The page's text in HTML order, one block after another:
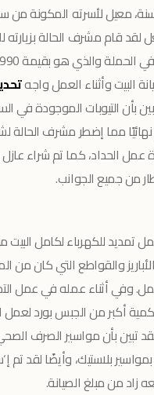
53 سنة، معيل لأسرته
لقد قام مشرف الحالة
البيت وأثناء العمل واجه
بأن التيوبات الموجودة
مما إضطر مشرف الحالة
عمل الحداد، كما تم شراء
من جميع الجوانب.
تمديد للكهرباء لكامل
والقواطع التي كان
وفيأثناء عمله في عمل
أكبر من الجبس بورد لعمل
لقد تبين بأن مواسير الصرف
بلاستيك، وأيضًا لقد تم
زاد من مبلغ الصيانة.